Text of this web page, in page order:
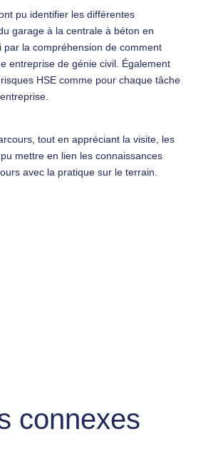
pu identifier les différentes
garage à la centrale à béton en
par la compréhension de comment
entreprise de génie civil. Également
risques HSE comme pour chaque tâche
tout en appréciant la visite, les
mettre en lien les connaissances
avec la pratique sur le terrain.
connexes